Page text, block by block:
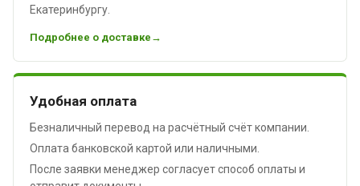
Екатеринбургу.
Подробнее о доставке
Удобная оплата
Безналичный перевод на расчётный счёт компании.
Оплата банковской картой или наличными.
После заявки менеджер согласует способ оплаты и